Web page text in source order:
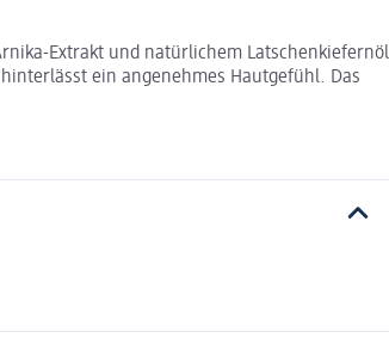
Extrakt und natürlichem Latschenkiefernöl
ein angenehmes Hautgefühl. Das